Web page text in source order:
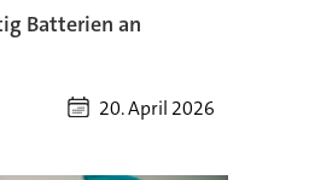
Batterien an
20. April 2026